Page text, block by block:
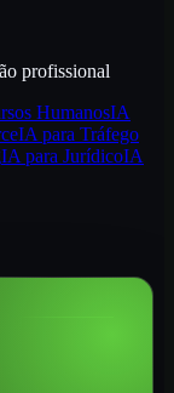
profissional
HumanosIA
IA para Tráfego
IA para JurídicoIA